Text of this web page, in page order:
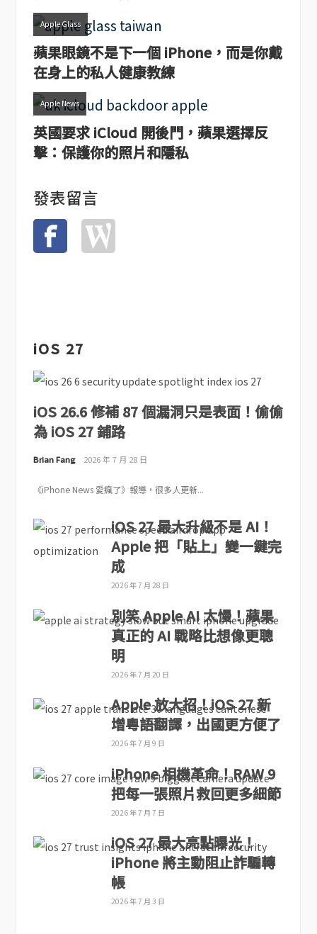
Apple Glass
蘋果眼鏡不是下一個 iPhone，而是你戴
在身上的私人健康教練
Apple News
英國要求 iCloud 開後門，蘋果選擇反
擊：保護你的照片和隱私
發表留言
iOS 27
iOS 26.6 修補 87 個漏洞只是表面！偷偷
為 iOS 27 鋪路
Brian Fang 2026 年 7 月 28 日
《iPhone News 愛瘋了》報導，很多人更新...
iOS 27 最大升級不是 AI！
Apple 把「貼上」變一鍵完
成
2026 年 7 月 28 日
別笑 Apple AI 太慢！蘋果
真正的 AI 戰略比想像更聰
明
2026 年 7 月 20 日
Apple 放大招！iOS 27 新
增粵語翻譯，出國更方便了
2026 年 7 月 9 日
iPhone 相機革命！RAW 9
把每一張照片救回更多細節
2026 年 7 月 7 日
iOS 27 最大亮點曝光！
iPhone 將主動阻止詐騙轉
帳
2026 年 7 月 3 日